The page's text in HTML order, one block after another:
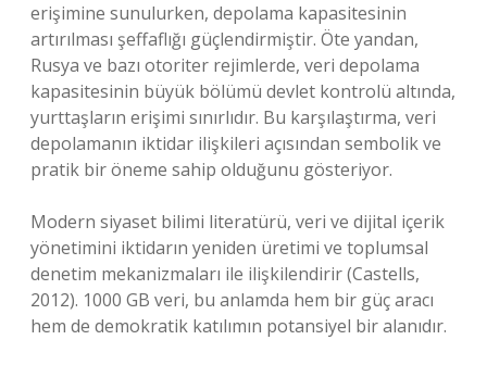
erişimine sunulurken, depolama kapasitesinin
artırılması şeffaflığı güçlendirmiştir. Öte yandan,
Rusya ve bazı otoriter rejimlerde, veri depolama
kapasitesinin büyük bölümü devlet kontrolü altında,
yurttaşların erişimi sınırlıdır. Bu karşılaştırma, veri
depolamanın iktidar ilişkileri açısından sembolik ve
pratik bir öneme sahip olduğunu gösteriyor.
Modern siyaset bilimi literatürü, veri ve dijital içerik
yönetimini iktidarın yeniden üretimi ve toplumsal
denetim mekanizmaları ile ilişkilendirir (Castells,
2012). 1000 GB veri, bu anlamda hem bir güç aracı
hem de demokratik katılımın potansiyel bir alanıdır.